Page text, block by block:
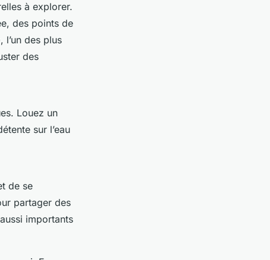
à explorer.
des points de
, l’un des plus
des
Louez un
sur l’eau
de se
partager des
importants